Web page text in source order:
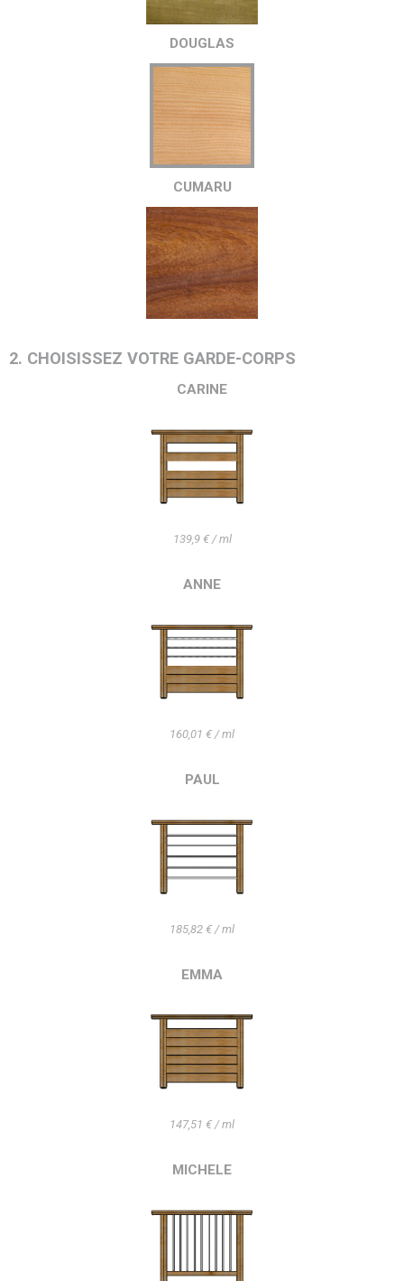
DOUGLAS
CUMARU
2. CHOISISSEZ VOTRE GARDE-CORPS
CARINE
139,9 € / ml
ANNE
160,01 € / ml
PAUL
185,82 € / ml
EMMA
147,51 € / ml
MICHELE